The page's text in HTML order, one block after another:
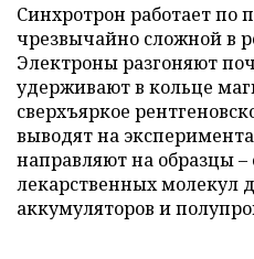
Синхротрон работает по
чрезвычайно сложной в
Электроны разгоняют
удерживают в кольце
сверхъяркое
выводят на
направляют на образцы –
лекарственных молекул
аккумуляторов и